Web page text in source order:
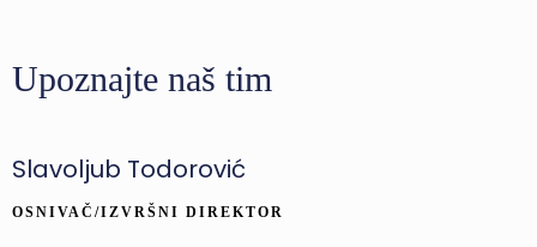
Upoznajte naš tim
Slavoljub Todorović
OSNIVAČ/IZVRŠNI DIREKTOR